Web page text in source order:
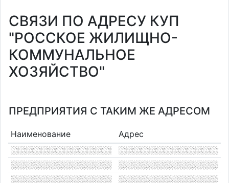
СВЯЗИ ПО АДРЕСУ КУП
"РОССКОЕ ЖИЛИЩНО-
КОММУНАЛЬНОЕ
ХОЗЯЙСТВО"
ПРЕДПРИЯТИЯ С ТАКИМ ЖЕ АДРЕСОМ
Наименование Адрес